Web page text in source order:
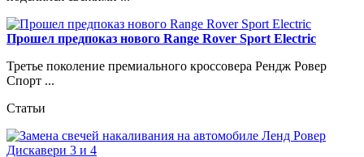
Прошел предпоказ нового Range Rover Sport Electric
Третье поколение премиального кроссовера Рендж Ровер
Спорт ...
Статьи